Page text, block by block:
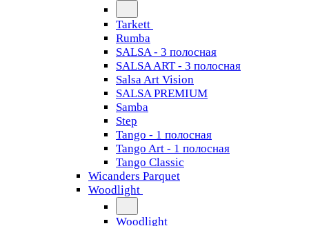
Tarkett
Rumba
SALSA - 3 полосная
SALSA ART - 3 полосная
Salsa Art Vision
SALSA PREMIUM
Samba
Step
Tango - 1 полосная
Tango Art - 1 полосная
Tango Classiс
Wicanders Parquet
Woodlight
Woodlight